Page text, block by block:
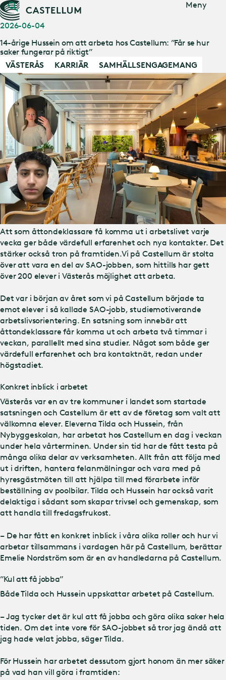
Meny
2026-06-04
14-årige Hussein om att arbeta hos Castellum: ”Får se hur
saker fungerar på riktigt”
VÄSTERÅS
KARRIÄR SAMHÄLLSENGAGEMANG
Att som åttondeklassare få komma ut i arbetslivet varje
vecka ger både värdefull erfarenhet och nya kontakter. Det
stärker också tron på framtiden.Vi på Castellum är stolta
över att vara en del av SAO-jobben, som hittills har gett
över 200 elever i Västerås möjlighet att arbeta.
Det var i början av året som vi på Castellum började ta
emot elever i så kallade SAO-jobb, studiemotiverande
arbetslivsorientering. En satsning som innebär att
åttondeklassare får komma ut och arbeta två timmar i
veckan, parallellt med sina studier. Något som både ger
värdefull erfarenhet och bra kontaktnät, redan under
högstadiet.
Konkret inblick i arbetet
Västerås var en av tre kommuner i landet som startade
satsningen och Castellum är ett av de företag som valt att
välkomna elever. Eleverna Tilda och Hussein, från
Nybyggeskolan, har arbetat hos Castellum en dag i veckan
under hela vårterminen. Under sin tid har de fått testa på
många olika delar av verksamheten. Allt från att följa med
ut i driften, hantera felanmälningar och vara med på
hyresgästmöten till att hjälpa till med förarbete inför
beställning av poolbilar. Tilda och Hussein har också varit
delaktiga i sådant som skapar trivsel och gemenskap, som
att handla till fredagsfrukost.
– De har fått en konkret inblick i våra olika roller och hur vi
arbetar tillsammans i vardagen här på Castellum, berättar
Emelie Nordström som är en av handledarna på Castellum.
”Kul att få jobba”
Både Tilda och Hussein uppskattar arbetet på Castellum.
– Jag tycker det är kul att få jobba och göra olika saker hela
tiden. Om det inte vore för SAO-jobbet så tror jag ändå att
jag hade velat jobba, säger Tilda.
För Hussein har arbetet dessutom gjort honom än mer säker
på vad han vill göra i framtiden: